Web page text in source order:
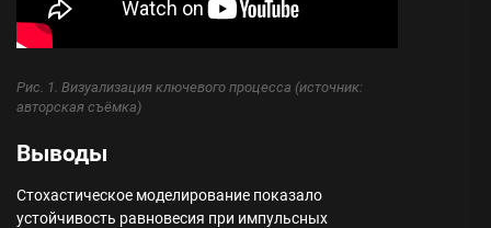
Рис. 1. Визуализация ключевого процесса (источник:
авторская съёмка)
Выводы
Стохастическое моделирование показало
устойчивость равновесия при импульсных